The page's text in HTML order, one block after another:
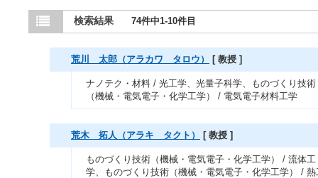
検索結果 74件中1-10件目
荒川 太郎（アラカワ タロウ） [ 教授 ]
ナノテク・材料 / 光工学、光量子科学、ものづくり技術
（機械・電気電子・化学工学） / 電気電子材料工学
荒木 拓人（アラキ タクト） [ 教授 ]
ものづくり技術（機械・電気電子・化学工学） / 流体工
学、ものづくり技術（機械・電気電子・化学工学） / 熱